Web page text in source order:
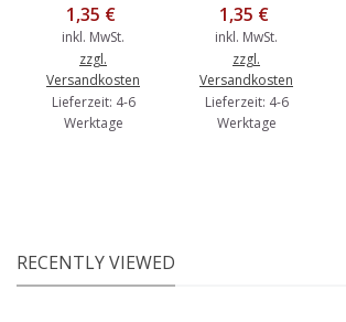
1,35 €
inkl. MwSt.
zzgl.
Versandkosten
Lieferzeit: 4-6
Werktage
1,35 €
inkl. MwSt.
zzgl.
Versandkosten
Lieferzeit: 4-6
Werktage
RECENTLY VIEWED